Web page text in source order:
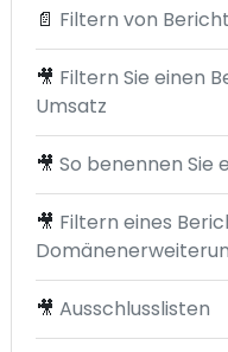
📄 Filtern von
🎥 Filtern Sie einen
Umsatz
🎥 So benennen Sie
🎥 Filtern eines
🎥 Ausschlusslisten